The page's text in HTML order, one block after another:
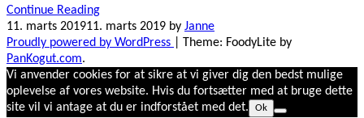
Continue Reading
11. marts 201911. marts 2019 by Janne
Proudly powered by WordPress
Theme: FoodyLite by
PanKogut.com.
Vi anvender cookies for at sikre at vi giver dig den bedst mulige
oplevelse af vores website. Hvis du fortsætter med at bruge dette
site vil vi antage at du er indforstået med det.
Ok